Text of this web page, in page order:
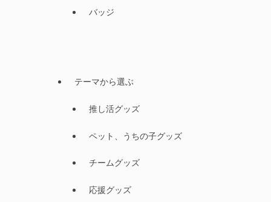
バッジ
テーマから選ぶ
推し活グッズ
ペット、うちの子グッズ
チームグッズ
応援グッズ